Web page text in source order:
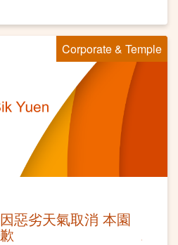
Corporate & Temple
惡劣天氣取消 本園